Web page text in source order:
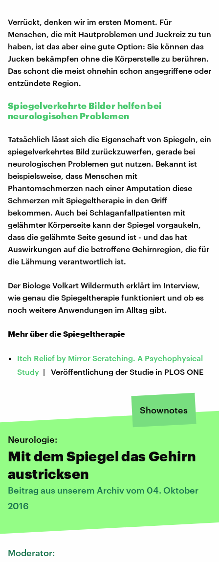
Verrückt, denken wir im ersten Moment. Für
Menschen, die mit Hautproblemen und Juckreiz zu tun
haben, ist das aber eine gute Option: Sie können das
Jucken bekämpfen ohne die Körperstelle zu berühren.
Das schont die meist ohnehin schon angegriffene oder
entzündete Region.
Spiegelverkehrte Bilder helfen bei
neurologischen Problemen
Tatsächlich lässt sich die Eigenschaft von Spiegeln, ein
spiegelverkehrtes Bild zurückzuwerfen, gerade bei
neurologischen Problemen gut nutzen. Bekannt ist
beispielsweise, dass Menschen mit
Phantomschmerzen nach einer Amputation diese
Schmerzen mit Spiegeltherapie in den Griff
bekommen. Auch bei Schlaganfallpatienten mit
gelähmter Körperseite kann der Spiegel vorgaukeln,
dass die gelähmte Seite gesund ist - und das hat
Auswirkungen auf die betroffene Gehirnregion, die für
die Lähmung verantwortlich ist.
Der Biologe Volkart Wildermuth erklärt im Interview,
wie genau die Spiegeltherapie funktioniert und ob es
noch weitere Anwendungen im Alltag gibt.
Mehr über die Spiegeltherapie
Itch Relief by Mirror Scratching. A Psychophysical
Study | Veröffentlichung der Studie in PLOS ONE
Shownotes
Neurologie:
Mit dem Spiegel das Gehirn
austricksen
Beitrag aus unserem Archiv vom 04. Oktober
2016
Moderator: